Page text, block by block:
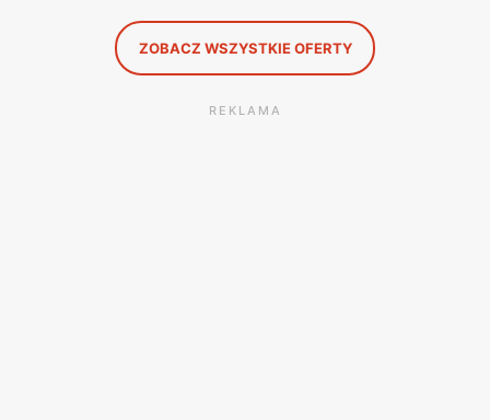
ZOBACZ WSZYSTKIE OFERTY
REKLAMA